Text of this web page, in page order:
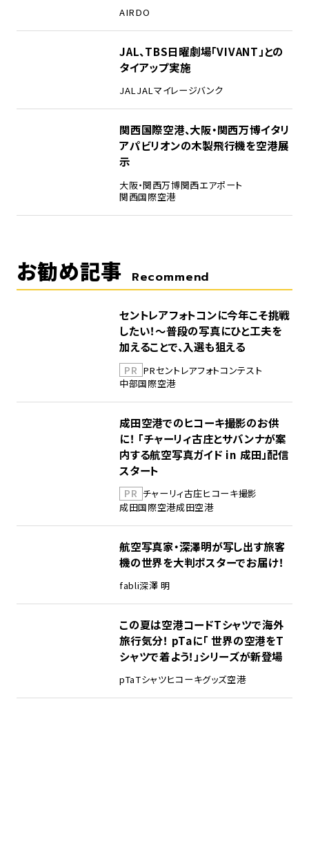
AIRDO
JAL、TBS日曜劇場「VIVANT」との
タイアップ実施
JALJALマイレージバンク
関西国際空港、大阪・関西万博イタリ
アパビリオンの木製飛行機を空港展
示
大阪・関西万博関西エアポート
関西国際空港
お勧め記事 Recommend
セントレアフォトコンに今年こそ挑戦
したい！～普段の写真にひと工夫を
加えることで、入選も狙える
PR PRセントレアフォトコンテスト
中部国際空港
成田空港でのヒコーキ撮影のお供
に！ 「チャーリィ古庄とサバンナが案
内する航空写真ガイド in 成田」配信
スタート
PR チャーリィ古庄ヒコーキ撮影
成田国際空港成田空港
航空写真家・深澤明が写し出す旅客
機の世界を大判ポスターでお届け！
fabli深澤 明
この夏は空港コードTシャツで海外
旅行気分！ pTaに「 世界の空港をT
シャツで着よう！」シリーズが新登場
pTaTシャツヒコーキグッズ空港